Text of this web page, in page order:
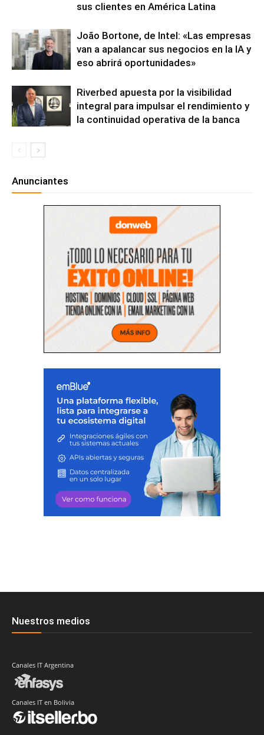
sus clientes en América Latina
João Bortone, de Intel: «Las empresas
van a apalancar sus negocios en la IA y
eso abrirá oportunidades»
Riverbed apuesta por la visibilidad
integral para impulsar el rendimiento y
la continuidad operativa de la banca
Anunciantes
Nuestros medios
Canales IT Argentina
Canales IT en Bolivia